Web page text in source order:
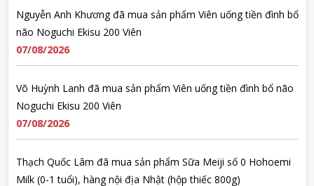
Nguyễn Anh Khương đã mua sản phẩm Viên uống tiền đình bổ
não Noguchi Ekisu 200 Viên
07/08/2026
Võ Huỳnh Lanh đã mua sản phẩm Viên uống tiền đình bổ não
Noguchi Ekisu 200 Viên
07/08/2026
Thạch Quốc Lâm đã mua sản phẩm Sữa Meiji số 0 Hohoemi
Milk (0-1 tuổi), hàng nội địa Nhật (hộp thiếc 800g)